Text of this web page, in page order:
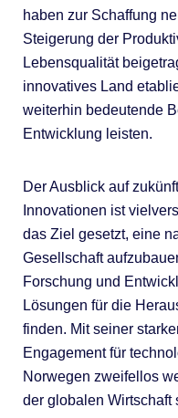
haben zur Schaffung
Steigerung der
Lebensqualität
innovatives Land
weiterhin bedeutende
Entwicklung leisten.
Der Ausblick auf
Innovationen ist
das Ziel gesetzt, eine
Gesellschaft
Forschung und
Lösungen für die
finden. Mit seiner
Engagement für
Norwegen zweifellos
der globalen Wirtschaft